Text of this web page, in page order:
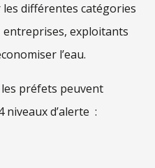
différentes catégories
exploitants
l’eau.
préfets peuvent
niveaux d’alerte :